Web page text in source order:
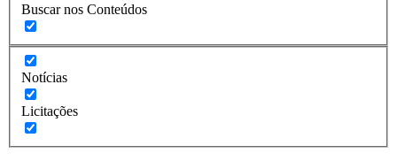
Buscar nos Conteúdos
Notícias
Licitações